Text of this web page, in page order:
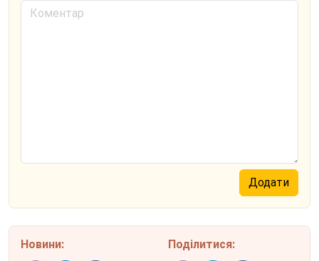
Новини: Поділитися: